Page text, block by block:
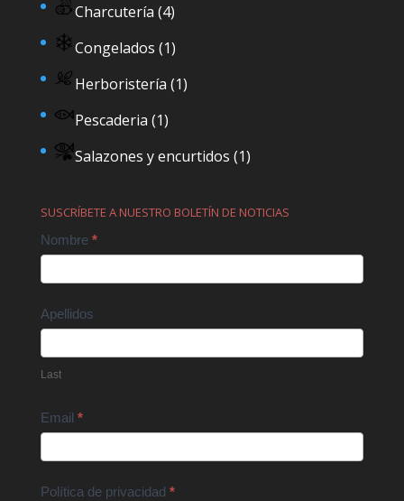
Charcutería (4)
Congelados (1)
Herboristería (1)
Pescaderia (1)
Salazones y encurtidos (1)
SUSCRÍBETE A NUESTRO BOLETÍN DE NOTICIAS
Contact
Nombre *
Apellidos
Last
Email *
Política de privacidad *